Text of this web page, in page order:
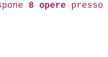
8 opere presso